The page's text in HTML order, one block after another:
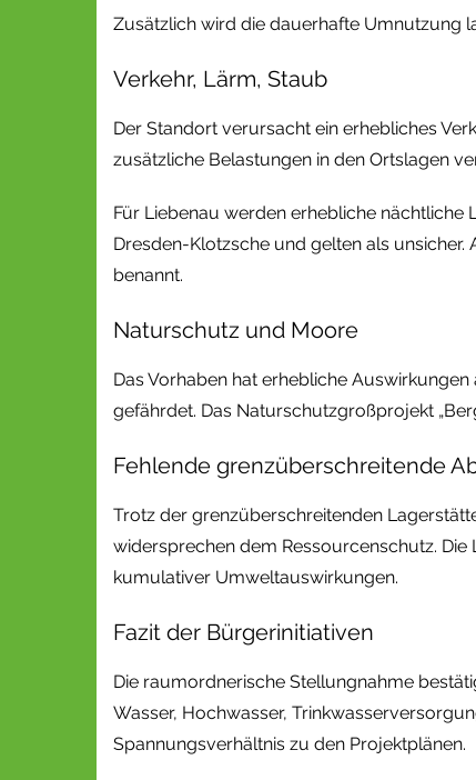
Zusätzlich wird die dauerhafte Umnutzung
Verkehr, Lärm, Staub
Der Standort verursacht ein erhebliches
zusätzliche Belastungen in den Ortslagen
Für Liebenau werden erhebliche nächtliche
Dresden-Klotzsche und gelten als
benannt.
Naturschutz und Moore
Das Vorhaben hat erhebliche
gefährdet. Das Naturschutzgroßprojekt
Fehlende grenzüberschreitende
Trotz der grenzüberschreitenden
widersprechen dem Ressourcenschutz.
kumulativer Umweltauswirkungen.
Fazit der Bürgerinitiativen
Die raumordnerische Stellungnahme
Wasser, Hochwasser,
Spannungsverhältnis zu den Projektplänen.